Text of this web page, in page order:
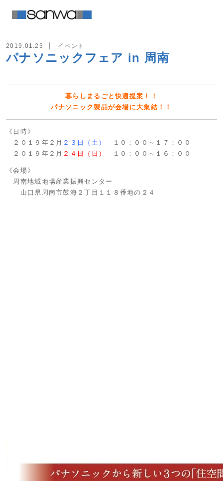
2019.01.23 イベント
パナソニックフェア in 周南
暮らしまるごと快適提案！！
パナソニック製品が会場に大集結！！
《日時》
２０１９年２月 ２３日（土）
１０：００～１７：００
２０１９年２月 ２４日（日） １０：００～１６：００
《会場》
周南地域地場産業振興センター
山口県周南市鼓海２丁目１１８番地の２４